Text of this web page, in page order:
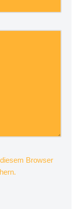
Browser